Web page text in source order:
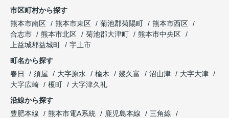
市区町村から探す
熊本市南区
熊本市東区 菊池郡菊陽町
熊本市西区
合志市
熊本市北区 菊池郡大津町
熊本市中央区
上益城郡益城町
宇土市
町名から探す
春日
須屋 大字原水 楡木 幾久富 沼山津
大字大津
大字広崎
榎町
大字津久礼
沿線から探す
豊肥本線
熊本市電A系統 鹿児島本線
三角線